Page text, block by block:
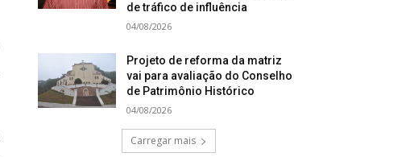
de tráfico de influência
04/08/2026
Projeto de reforma da matriz
vai para avaliação do Conselho
de Patrimônio Histórico
04/08/2026
Carregar mais